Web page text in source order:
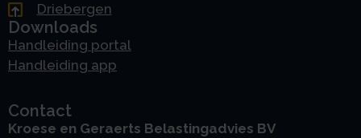
Driebergen
Downloads
Handleiding portal
Handleiding app
Contact
Kroese en Geraerts Belastingadvies BV